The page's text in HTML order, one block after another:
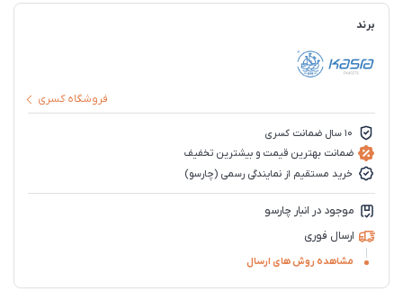
برند
فروشگاه کسری
10 سال ضمانت کسری
ضمانت بهترین قیمت و بیشترین تخفیف
خرید مستقیم از نمایندگی رسمی (چارسو)
موجود در انبار چارسو
ارسال فوری
مشاهده روش های ارسال